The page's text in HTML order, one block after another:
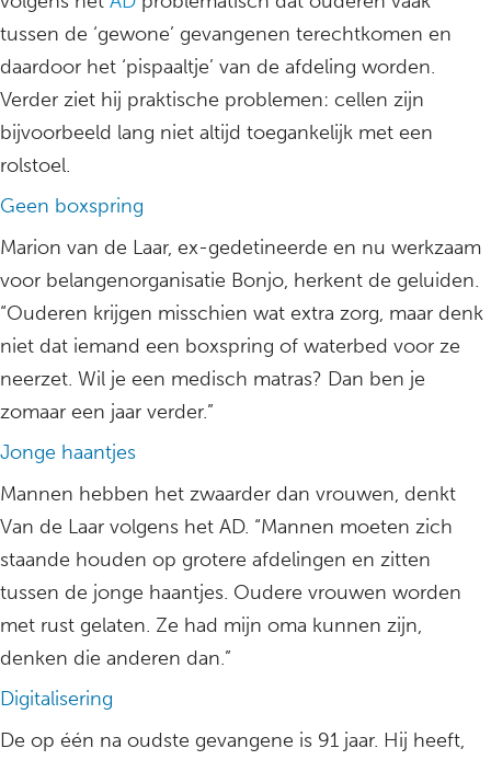
tussen de ‘gewone’ gevangenen terechtkomen en
daardoor het ‘pispaaltje’ van de afdeling worden.
Verder ziet hij praktische problemen: cellen zijn
bijvoorbeeld lang niet altijd toegankelijk met een
rolstoel.
Geen boxspring
Marion van de Laar, ex-gedetineerde en nu werkzaam
voor belangenorganisatie Bonjo, herkent de geluiden.
“Ouderen krijgen misschien wat extra zorg, maar denk
niet dat iemand een boxspring of waterbed voor ze
neerzet. Wil je een medisch matras? Dan ben je
zomaar een jaar verder.”
Jonge haantjes
Mannen hebben het zwaarder dan vrouwen, denkt
Van de Laar volgens het AD. “Mannen moeten zich
staande houden op grotere afdelingen en zitten
tussen de jonge haantjes. Oudere vrouwen worden
met rust gelaten. Ze had mijn oma kunnen zijn,
denken die anderen dan.”
Digitalisering
De op één na oudste gevangene is 91 jaar. Hij heeft,